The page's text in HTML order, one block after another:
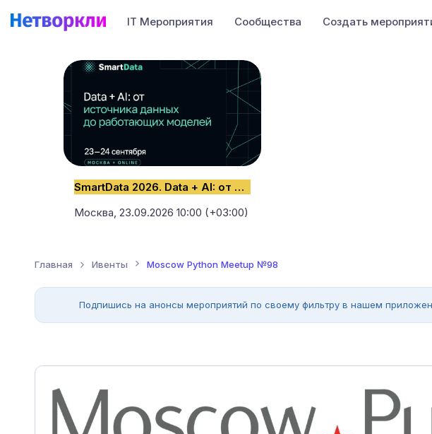
IT Мероприятия Сообщества Создать
SmartData 2026. Data + AI: от источника данных до работающих моделей
Москва, 23.09.2026 10:00 (+03:00)
Главная Ивенты Moscow Python Meetup №98
Подпишись на анонсы мероприятий по своему фильтру в нашем